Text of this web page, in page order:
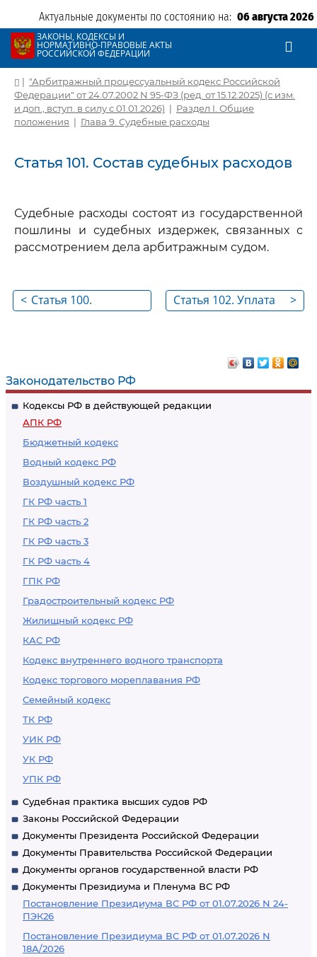
Актуальные документы по состоянию на: 06 августа 2026
ЗАКОНЫ, КОДЕКСЫ И
НОРМАТИВНО-ПРАВОВЫЕ АКТЫ
РОССИЙСКОЙ ФЕДЕРАЦИИ
Законодательство РФ
Кодексы РФ в действующей редакции
АПК РФ
Бюджетный кодекс
Водный кодекс РФ
Воздушный кодекс РФ
ГК РФ часть 1
ГК РФ часть 2
ГК РФ часть 3
ГК РФ часть 4
ГПК РФ
Градостроительный кодекс РФ
Жилищный кодекс РФ
КАС РФ
Кодекс внутреннего водного транспорта
Кодекс торгового мореплавания РФ
Семейный кодекс
ТК РФ
УИК РФ
УК РФ
УПК РФ
Судебная практика высших судов РФ
Законы Российской Федерации
Документы Президента Российской Федерации
Документы Правительства Российской Федерации
Документы органов государственной власти РФ
Документы Президиума и Пленума ВС РФ
Постановление Президиума ВС РФ от 01.07.2026 N 24-
ПЭК26
Постановление Президиума ВС РФ от 01.07.2026 N
18А/2026
| "Арбитражный процессуальный кодекс Российской
Федерации" от 24.07.2002 N 95-ФЗ (ред. от 15.12.2025) (с изм.
и доп., вступ. в силу с 01.01.2026) | Раздел I. Общие
положения | Глава 9. Судебные расходы
Статья 101. Состав судебных расходов
Судебные расходы состоят из государственной
пошлины и судебных издержек, связанных с
рассмотрением дела арбитражным судом.
< Статья 100.
>
Статья 102. Уплата